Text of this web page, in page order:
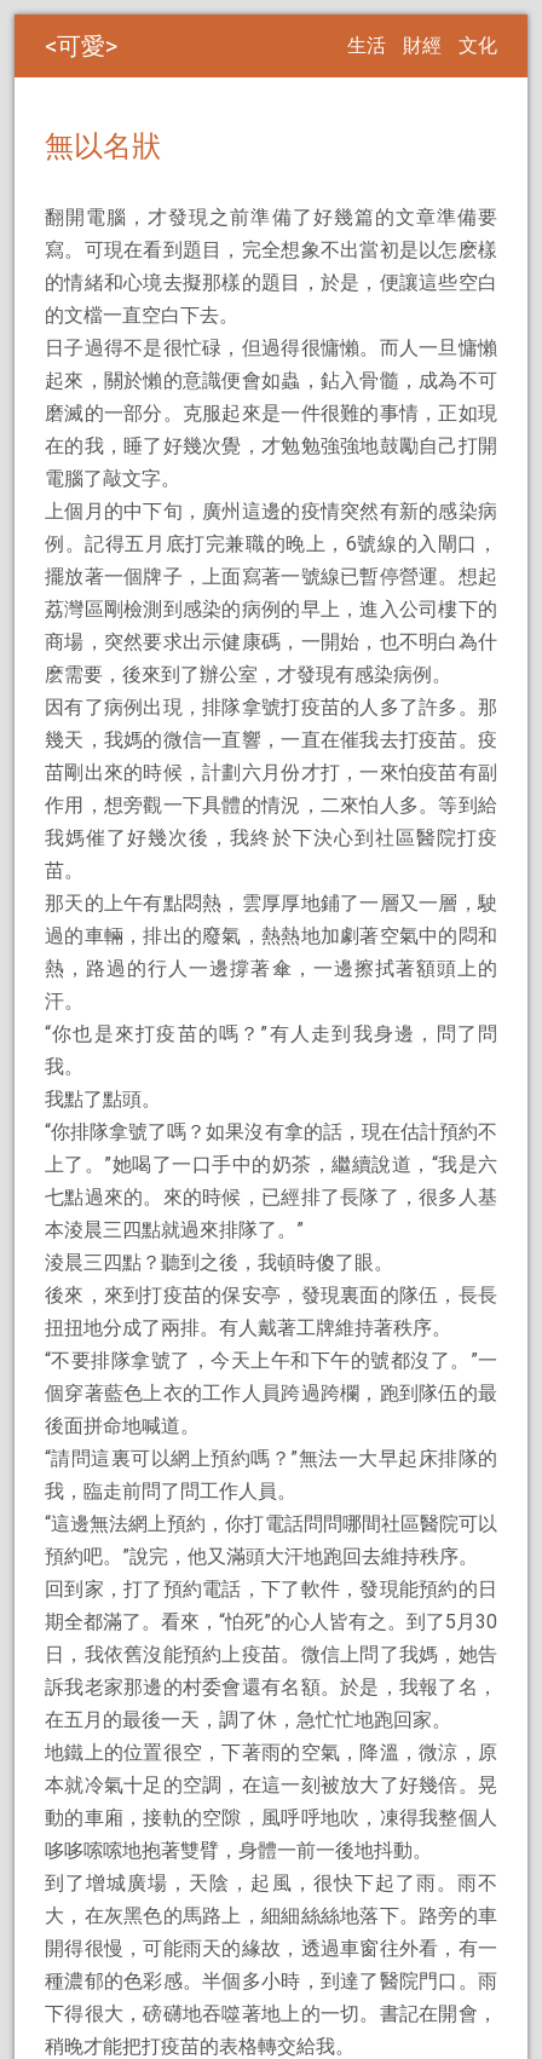
可愛 生活 財經 文化
無以名狀
翻開電腦，才發現之前準備了好幾篇的文章準備要
寫。可現在看到題目，完全想象不出當初是以怎麽樣
的情緒和心境去擬那樣的題目，於是，便讓這些空白
的文檔一直空白下去。
日子過得不是很忙碌，但過得很慵懶。而人一旦慵懶
起來，關於懶的意識便會如蟲，鉆入骨髓，成為不可
磨滅的一部分。克服起來是一件很難的事情，正如現
在的我，睡了好幾次覺，才勉勉強強地鼓勵自己打開
電腦了敲文字。
上個月的中下旬，廣州這邊的疫情突然有新的感染病
例。記得五月底打完兼職的晚上，6號線的入閘口，
擺放著一個牌子，上面寫著一號線已暫停營運。想起
荔灣區剛檢測到感染的病例的早上，進入公司樓下的
商場，突然要求出示健康碼，一開始，也不明白為什
麽需要，後來到了辦公室，才發現有感染病例。
因有了病例出現，排隊拿號打疫苗的人多了許多。那
幾天，我媽的微信一直響，一直在催我去打疫苗。疫
苗剛出來的時候，計劃六月份才打，一來怕疫苗有副
作用，想旁觀一下具體的情況，二來怕人多。等到給
我媽催了好幾次後，我終於下決心到社區醫院打疫
苗。
那天的上午有點悶熱，雲厚厚地鋪了一層又一層，駛
過的車輛，排出的廢氣，熱熱地加劇著空氣中的悶和
熱，路過的行人一邊撐著傘，一邊擦拭著額頭上的
汗。
“你也是來打疫苗的嗎？”有人走到我身邊，問了問
我。
我點了點頭。
“你排隊拿號了嗎？如果沒有拿的話，現在估計預約不
上了。”她喝了一口手中的奶茶，繼續說道，“我是六
七點過來的。來的時候，已經排了長隊了，很多人基
本淩晨三四點就過來排隊了。”
淩晨三四點？聽到之後，我頓時傻了眼。
後來，來到打疫苗的保安亭，發現裏面的隊伍，長長
扭扭地分成了兩排。有人戴著工牌維持著秩序。
“不要排隊拿號了，今天上午和下午的號都沒了。”一
個穿著藍色上衣的工作人員跨過跨欄，跑到隊伍的最
後面拼命地喊道。
“請問這裏可以網上預約嗎？”無法一大早起床排隊的
我，臨走前問了問工作人員。
“這邊無法網上預約，你打電話問問哪間社區醫院可以
預約吧。”說完，他又滿頭大汗地跑回去維持秩序。
回到家，打了預約電話，下了軟件，發現能預約的日
期全都滿了。看來，“怕死”的心人皆有之。到了5月30
日，我依舊沒能預約上疫苗。微信上問了我媽，她告
訴我老家那邊的村委會還有名額。於是，我報了名，
在五月的最後一天，調了休，急忙忙地跑回家。
地鐵上的位置很空，下著雨的空氣，降溫，微涼，原
本就冷氣十足的空調，在這一刻被放大了好幾倍。晃
動的車廂，接軌的空隙，風呼呼地吹，凍得我整個人
哆哆嗦嗦地抱著雙臂，身體一前一後地抖動。
到了增城廣場，天陰，起風，很快下起了雨。雨不
大，在灰黑色的馬路上，細細絲絲地落下。路旁的車
開得很慢，可能雨天的緣故，透過車窗往外看，有一
種濃郁的色彩感。半個多小時，到達了醫院門口。雨
下得很大，磅礴地吞噬著地上的一切。書記在開會，
稍晚才能把打疫苗的表格轉交給我。